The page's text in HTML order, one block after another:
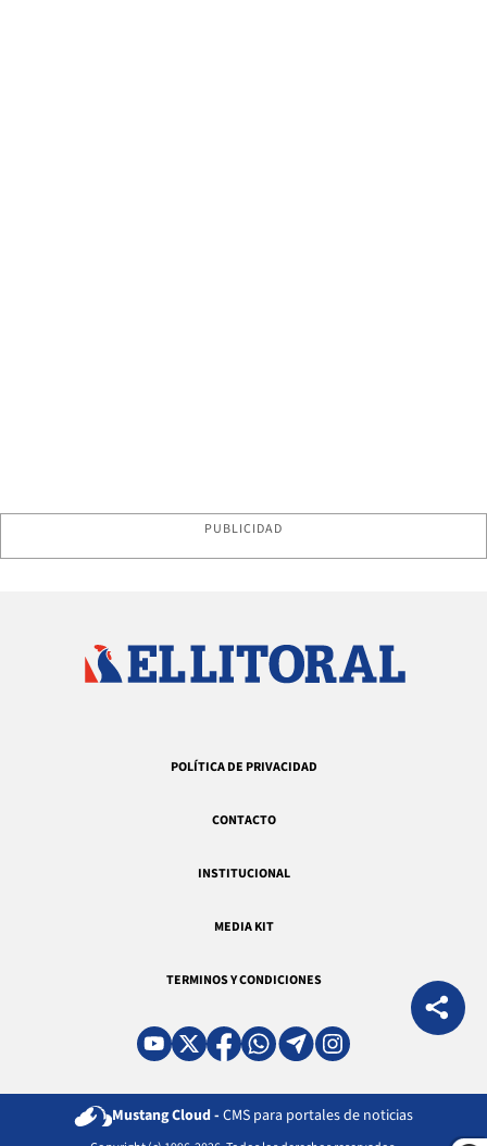
PUBLICIDAD
POLÍTICA DE PRIVACIDAD
CONTACTO
INSTITUCIONAL
MEDIA KIT
TERMINOS Y CONDICIONES
Mustang Cloud - CMS para portales de noticias